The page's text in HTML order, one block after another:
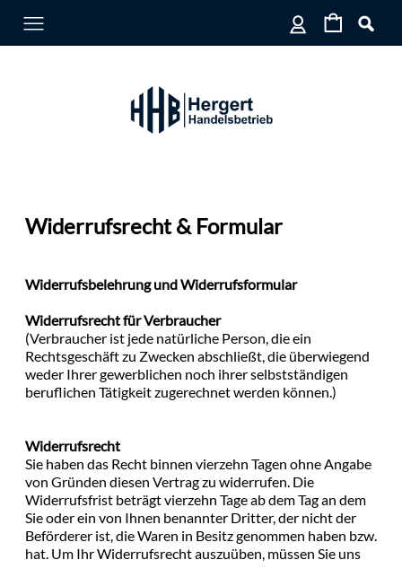
Widerrufsrecht & Formular
Widerrufsbelehrung und Widerrufsformular
Widerrufsrecht für Verbraucher
(Verbraucher ist jede natürliche Person, die ein
Rechtsgeschäft zu Zwecken abschließt, die überwiegend
weder Ihrer gewerblichen noch ihrer selbstständigen
beruflichen Tätigkeit zugerechnet werden können.)
Widerrufsrecht
Sie haben das Recht binnen vierzehn Tagen ohne Angabe
von Gründen diesen Vertrag zu widerrufen. Die
Widerrufsfrist beträgt vierzehn Tage ab dem Tag an dem
Sie oder ein von Ihnen benannter Dritter, der nicht der
Beförderer ist, die Waren in Besitz genommen haben bzw.
hat. Um Ihr Widerrufsrecht auszuüben, müssen Sie uns